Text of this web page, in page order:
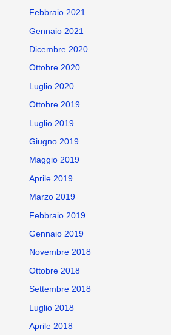
Febbraio 2021
Gennaio 2021
Dicembre 2020
Ottobre 2020
Luglio 2020
Ottobre 2019
Luglio 2019
Giugno 2019
Maggio 2019
Aprile 2019
Marzo 2019
Febbraio 2019
Gennaio 2019
Novembre 2018
Ottobre 2018
Settembre 2018
Luglio 2018
Aprile 2018